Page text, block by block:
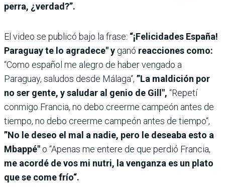
perra, ¿verdad?”.
El video se publicó bajo la frase: “¡Felicidades España!
Paraguay te lo agradece" y ganó reacciones como:
“Como español me alegro de haber vengado a
Paraguay, saludos desde Málaga“, ”La maldición por
no ser gente, y saludar al genio de Gill", “Repetí
conmigo Francia, no debo creerme campeón antes de
tiempo, no debo creerme campeón antes de tiempo“,
”No le deseo el mal a nadie, pero le deseaba esto a
Mbappé" o “Apenas me entere de que perdió Francia,
me acordé de vos mi nutri, la venganza es un plato
que se come frío“.